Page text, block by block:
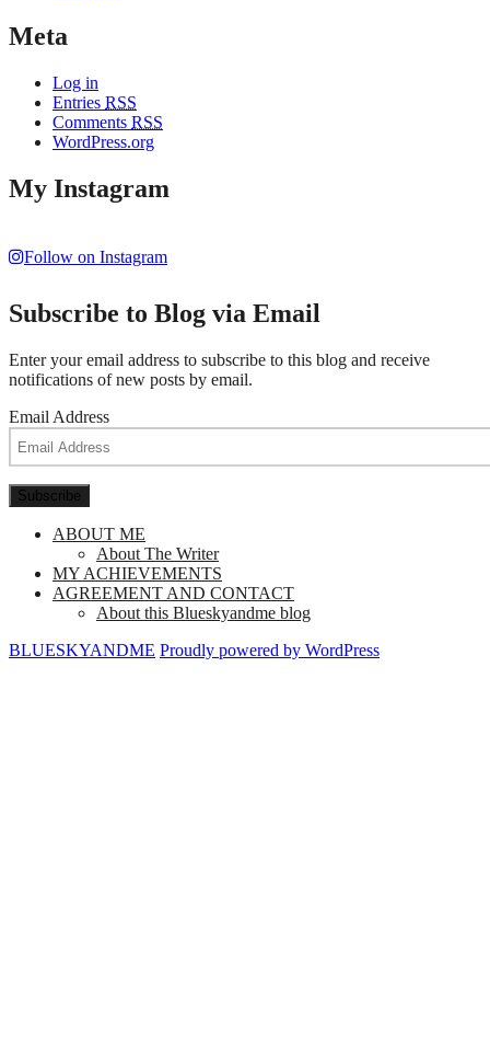
Meta
Log in
Entries RSS
Comments RSS
WordPress.org
My Instagram
Follow on Instagram
Subscribe to Blog via Email
Enter your email address to subscribe to this blog and receive
notifications of new posts by email.
Email Address
Subscribe
ABOUT ME
About The Writer
MY ACHIEVEMENTS
AGREEMENT AND CONTACT
About this Blueskyandme blog
BLUESKYANDME Proudly powered by WordPress